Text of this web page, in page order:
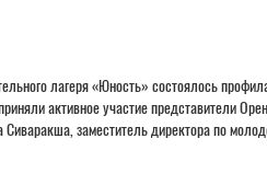
лагеря «Юность» состоялось
активное участие представители
заместитель директора по